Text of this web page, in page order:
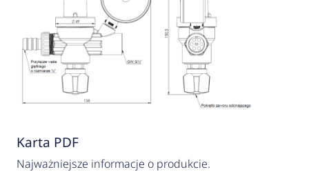
Karta PDF
Najważniejsze informacje o produkcie.